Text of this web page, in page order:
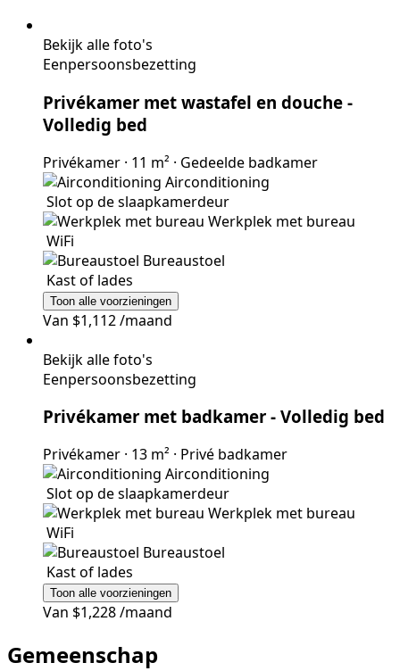
Bekijk alle foto's
Eenpersoonsbezetting
Privékamer met wastafel en douche -
Volledig bed
Privékamer · 11 m² · Gedeelde badkamer
Airconditioning
Slot op de slaapkamerdeur
Werkplek met bureau
Bureaustoel
Kast of lades
Toon alle voorzieningen
Van $1,112/maand
Bekijk alle foto's
Eenpersoonsbezetting
Privékamer met badkamer - Volledig bed
Privékamer · 13 m² · Privé badkamer
Airconditioning
Slot op de slaapkamerdeur
Werkplek met bureau
Bureaustoel
Kast of lades
Toon alle voorzieningen
Van $1,228/maand
Gemeenschap